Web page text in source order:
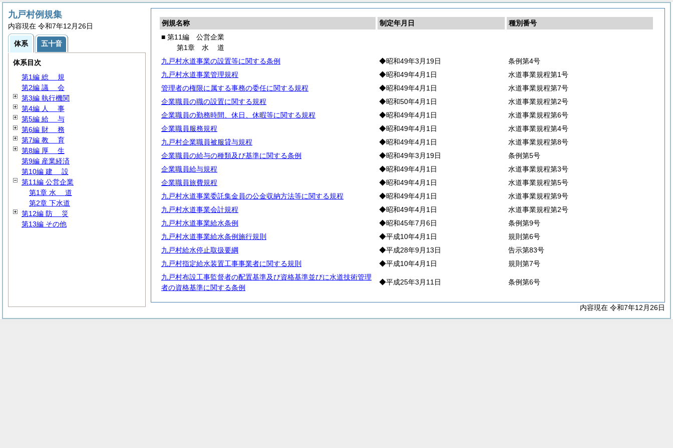
例規名称 制定年月日
種別番号
■ 第11編 公営企業
第1章 水道
九戸村水道事業の設置等に関する条例
◆昭和49年3月19日
条例第4号
九戸村水道事業管理規程
◆昭和49年4月1日
水道事業規程第1号
管理者の権限に属する事務の委任に関する規程
◆昭和49年4月1日
水道事業規程第7号
企業職員の職の設置に関する規程
◆昭和50年4月1日
水道事業規程第2号
企業職員の勤務時間、休日、休暇等に関する規程
◆昭和49年4月1日
水道事業規程第6号
企業職員服務規程
◆昭和49年4月1日
水道事業規程第4号
九戸村企業職員被服貸与規程
◆昭和49年4月1日
水道事業規程第8号
企業職員の給与の種類及び基準に関する条例
◆昭和49年3月19日
条例第5号
企業職員給与規程
◆昭和49年4月1日
水道事業規程第3号
企業職員旅費規程
◆昭和49年4月1日
水道事業規程第5号
九戸村水道事業委託集金員の公金収納方法等に関する規程
◆昭和49年4月1日
水道事業規程第9号
九戸村水道事業会計規程
◆昭和49年4月1日
水道事業規程第2号
九戸村水道事業給水条例
◆昭和45年7月6日
条例第9号
九戸村水道事業給水条例施行規則
◆平成10年4月1日
規則第6号
九戸村給水停止取扱要綱
◆平成28年9月13日
告示第83号
九戸村指定給水装置工事事業者に関する規則
◆平成10年4月1日
規則第7号
九戸村布設工事監督者の配置基準及び資格基準並びに水道技術管理
者の資格基準に関する条例
◆平成25年3月11日 条例第6号
内容現在 令和7年12月26日
九戸村例規集
内容現在 令和7年12月26日
体系 五十音
体系目次
第1編 総 規
第2編 議 会
第3編 執行機関
第4編 人 事
第5編 給 与
第6編 財 務
第7編 教 育
第8編 厚 生
第9編 産業経済
第10編 建 設
第11編 公営企業
第1章 水 道
第2章 下水道
第12編 防 災
第13編 その他